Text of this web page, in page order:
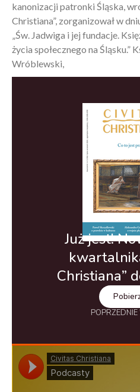
kanonizacji patronki Śląska,
Christiana”, zorganizował w
„Św. Jadwiga i jej fundacje.
życia społecznego na Śląsku.”
Wróblewski,
Już jest!
Christiana”